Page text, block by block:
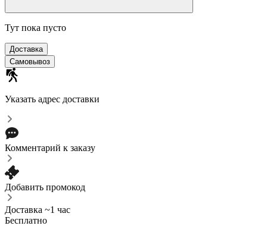
Тут пока пусто
Доставка
Самовывоз
Указать адрес доставки
Комментарий к заказу
Добавить промокод
Доставка ~1 час
Бесплатно